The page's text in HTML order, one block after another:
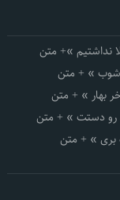
نداشتیم »+ متن
» + متن
بهار » + متن
رو دستت » + متن
بری » + متن